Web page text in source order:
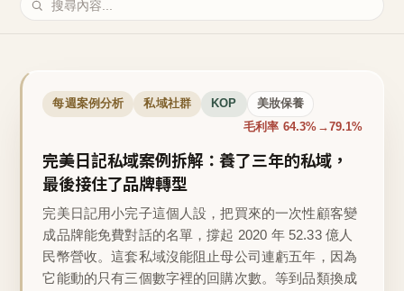
每週案例分析 私域社群 KOP 美妝保養
毛利率 64.3%→79.1%
完美日記私域案例拆解：養了三年的私域，
最後接住了品牌轉型
完美日記用小完子這個人設，把買來的一次性顧客變
成品牌能免費對話的名單，撐起 2020 年 52.33 億人
民幣營收。這套私域沒能阻止母公司連虧五年，因為
它能動的只有三個數字裡的回購次數。等到品類換成